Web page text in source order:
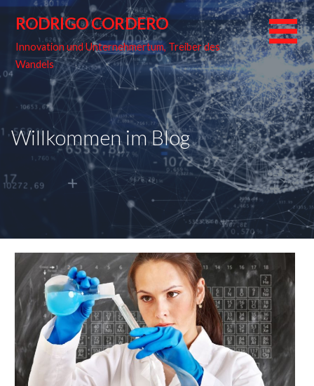
Skip
content
RODRIGO CORDERO
Innovation und Unternehmertum, Treiber des
Wandels
Willkommen im Blog